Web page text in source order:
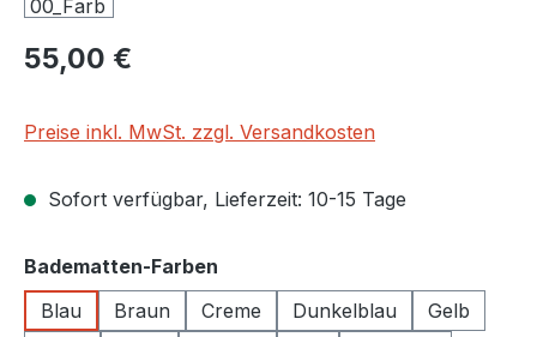
Regulärer Preis:
55,00 €
Preise inkl. MwSt. zzgl. Versandkosten
Sofort verfügbar, Lieferzeit: 10-15 Tage
Badematten-Farben
Blau
Braun Creme Dunkelblau
Gelb